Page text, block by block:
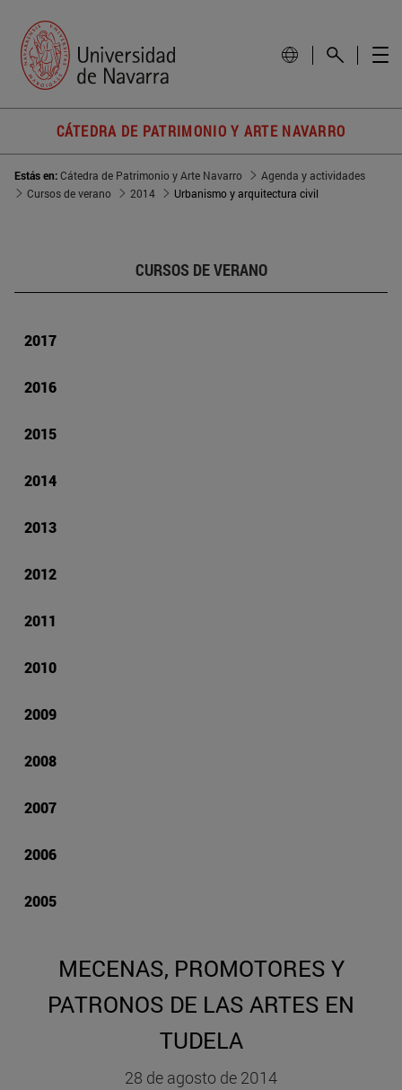
CÁTEDRA DE PATRIMONIO Y ARTE NAVARRO
Estás en:Cátedra de Patrimonio y Arte Navarro
Agenda y actividades
Cursos de verano
2014 Urbanismo y arquitectura civil
CURSOS DE VERANO
2017
2016
2015
2014
2013
2012
2011
2010
2009
2008
2007
2006
2005
MECENAS, PROMOTORES Y
PATRONOS DE LAS ARTES EN
TUDELA
28 de agosto de 2014